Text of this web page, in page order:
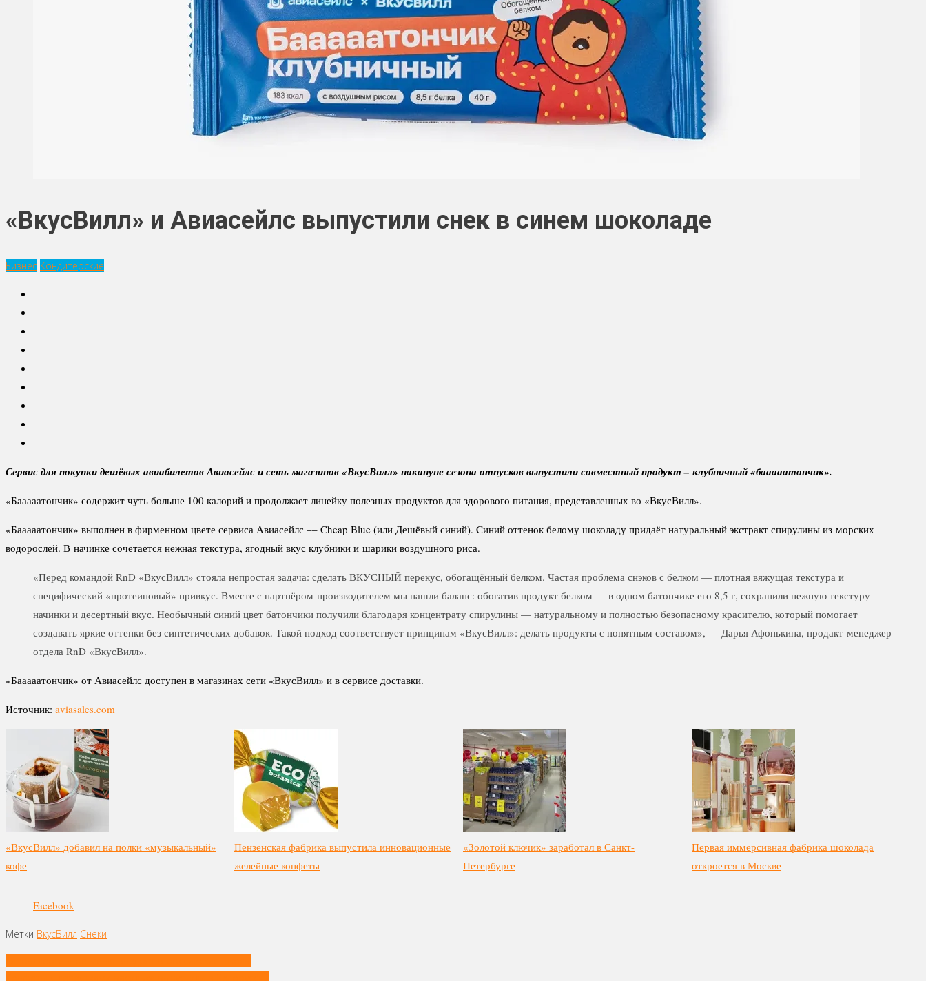
«ВкусВилл» и Авиасейлс выпустили снек в синем шоколаде
Бизнес Кондитерские
Сервис для покупки дешёвых авиабилетов Авиасейлс и сеть магазинов «ВкусВилл» накануне сезона отпусков выпустили совместный продукт – клубничный «бааааатончик».
«Бааааатончик» содержит чуть больше 100 калорий и продолжает линейку полезных продуктов для здорового питания, представленных во «ВкусВилл».
«Бааааатончик» выполнен в фирменном цвете сервиса Авиасейлс –– Cheap Blue (или Дешёвый синий). Cиний оттенок белому шоколаду придаёт натуральный экстракт спирулины из морских
водорослей. В начинке сочетается нежная текстура, ягодный вкус клубники и шарики воздушного риса.
«Перед командой RnD «ВкусВилл» стояла непростая задача: сделать ВКУСНЫЙ перекус, обогащённый белком. Частая проблема снэков с белком — плотная вяжущая текстура и
специфический «протеиновый» привкус. Вместе с партнёром-производителем мы нашли баланс: обогатив продукт белком — в одном батончике его 8,5 г, сохранили нежную текстуру
начинки и десертный вкус. Необычный синий цвет батончики получили благодаря концентрату спирулины — натуральному и полностью безопасному красителю, который помогает
создавать яркие оттенки без синтетических добавок. Такой подход соответствует принципам «ВкусВилл»: делать продукты с понятным составом», — Дарья Афонькина, продакт-менеджер
отдела RnD «ВкусВилл».
«Бааааатончик» от Авиасейлс доступен в магазинах сети «ВкусВилл» и в сервисе доставки.
Источник: aviasales.com
«ВкусВилл» добавил на полки «музыкальный»
кофе
Пензенская фабрика выпустила инновационные
желейные конфеты
«Золотой ключик» заработал в Санкт-
Петербурге
Первая иммерсивная фабрика шоколада
откроется в Москве
Facebook
Метки ВкусВилл Снеки